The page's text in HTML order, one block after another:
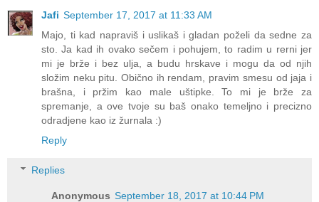
Jafi September 17, 2017 at 11:33 AM
Majo, ti kad napraviš i uslikaš i gladan poželi da sedne za
sto. Ja kad ih ovako sečem i pohujem, to radim u rerni jer
mi je brže i bez ulja, a budu hrskave i mogu da od njih
složim neku pitu. Obično ih rendam, pravim smesu od jaja i
brašna, i pržim kao male uštipke. To mi je brže za
spremanje, a ove tvoje su baš onako temeljno i precizno
odradjene kao iz žurnala :)
Reply
Replies
Anonymous September 18, 2017 at 10:44 PM